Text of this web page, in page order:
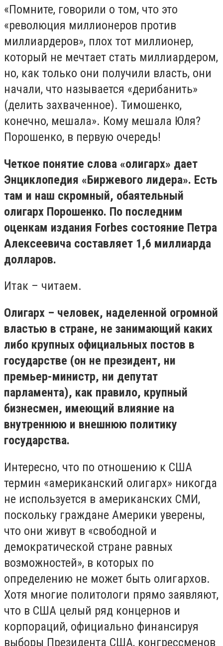
«Помните, говорили о том, что это
«революция миллионеров против
миллиардеров», плох тот миллионер,
который не мечтает стать миллиардером,
но, как только они получили власть, они
начали, что называется «дерибанить»
(делить захваченное). Тимошенко,
конечно, мешала». Кому мешала Юля?
Порошенко, в первую очередь!
Четкое понятие слова «олигарх» дает
Энциклопедия «Биржевого лидера». Есть
там и наш скромный, обаятельный
олигарх Порошенко. По последним
оценкам издания Forbes состояние Петра
Алексеевича составляет 1,6 миллиарда
долларов.
Итак – читаем.
Олигарх – человек, наделенной огромной
властью в стране, не занимающий каких
либо крупных официальных постов в
государстве (он не президент, ни
премьер-министр, ни депутат
парламента), как правило, крупный
бизнесмен, имеющий влияние на
внутреннюю и внешнюю политику
государства.
Интересно, что по отношению к США
термин «американский олигарх» никогда
не используется в американских СМИ,
поскольку граждане Америки уверены,
что они живут в «свободной и
демократической стране равных
возможностей», в которых по
определению не может быть олигархов.
Хотя многие политологи прямо заявляют,
что в США целый ряд концернов и
корпораций, официально финансируя
выборы Президента США, конгрессменов